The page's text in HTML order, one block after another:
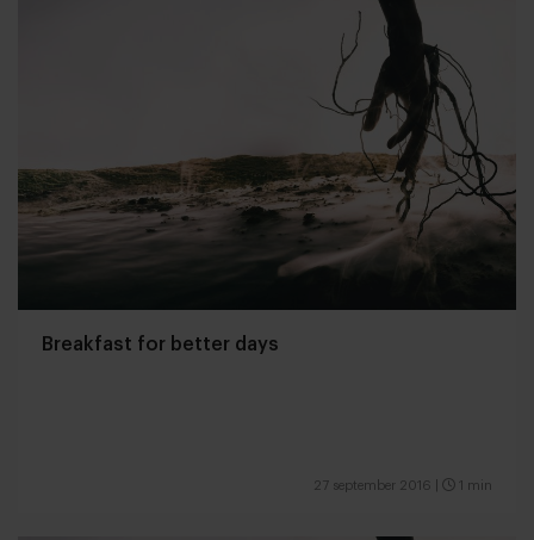
Breakfast for better days
27 september 2016 1 min